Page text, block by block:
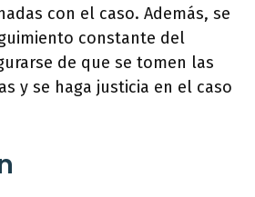
con el caso. Además, se
constante del
de que se tomen las
y se haga justicia en el caso